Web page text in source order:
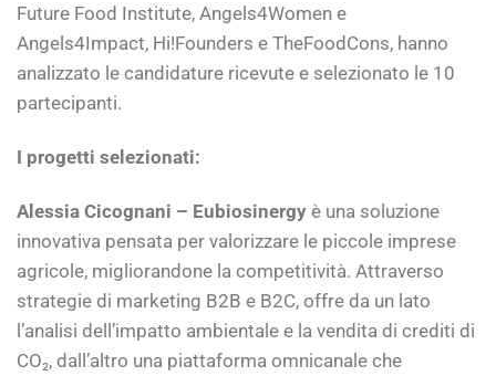
Future Food Institute, Angels4Women e
Angels4Impact, Hi!Founders e TheFoodCons, hanno
analizzato le candidature ricevute e selezionato le 10
partecipanti.
I progetti selezionati:
Alessia Cicognani – Eubiosinergy è una soluzione
innovativa pensata per valorizzare le piccole imprese
agricole, migliorandone la competitività. Attraverso
strategie di marketing B2B e B2C, offre da un lato
l’analisi dell’impatto ambientale e la vendita di crediti di
CO₂, dall’altro una piattaforma omnicanale che